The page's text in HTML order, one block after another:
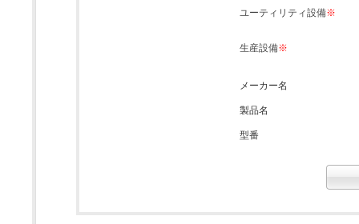
ユーティリティ設備※
生産設備※
メーカー名
製品名
型番